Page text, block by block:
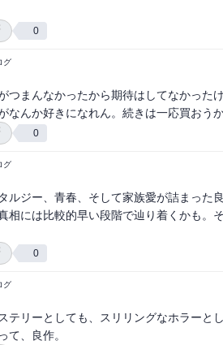
0
グ
つまんなかったから期待はしてなかった
なんか好きになれん。続きは一応買おう
0
グ
ルジー、青春、そして家族愛が詰まった良
相には比較的早い段階で辿り着くかも。
0
グ
テリーとしても、スリリングなホラーと
て、良作。